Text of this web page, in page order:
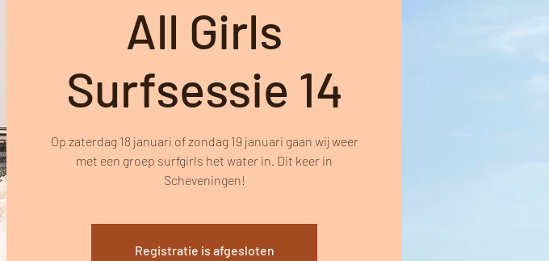
All Girls
Surfsessie 14
Op zaterdag 18 januari of zondag 19 januari gaan wij weer
met een groep surfgirls het water in. Dit keer in
Scheveningen!
Registratie is afgesloten